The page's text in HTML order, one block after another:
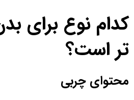
کدام نوع برای
تر است؟
محتوای چربی